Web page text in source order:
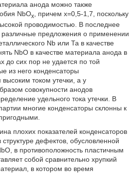
анода можно также
NbOx, причем x=0,5-1,7, поскольку
проводимостью. В последнее
различные предложения о применении
Nb или Та в качестве
NbO в качестве материала анода в
сих пор не удается по той
из него конденсаторы
током утечки, а у
совокупности анодов
удельного тока утечки. В
многие конденсаторы склонны к
плохих показателей конденсаторов
дефектов, обусловленной
в противоположность пластичным
собой сравнительно хрупкий
в котором во время